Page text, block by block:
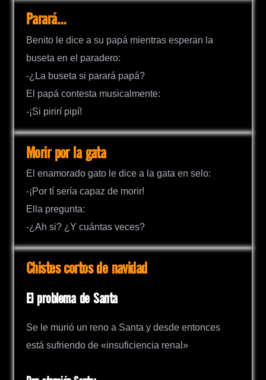
Parará…
Benito le dice a su papá mientras esperan la
buseta en el paradero:
-¿La buseta si parará papá?
El papá contesta musicalmente:
-¡Si pirirí pipí!
Morir por la gata
El enamorado gato le dice a la gata en selo:
-¡Por tí sería capaz de morir!
Ella pregunta:
-¿Ah si? ¿Y cuántas veces?
Chistes cortos de navidad
El problema de Santa
Se le murió un reno a Santa y desde entonces
está sufriendo de «insuficiencia renal»